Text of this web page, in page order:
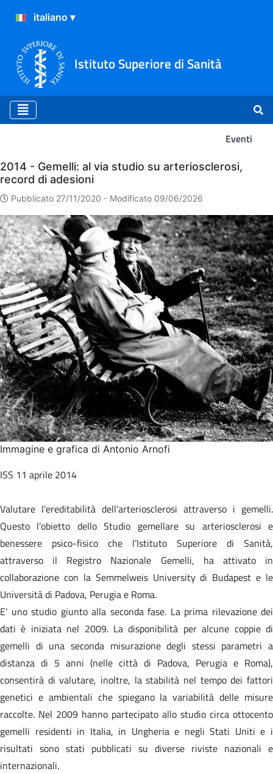
Istituto Superiore di Sanità
Eventi
Eventi
2014 - Gemelli: al via studio su arteriosclerosi,
record di adesioni
Pubblicato 27/11/2020 - Modificato 09/06/2026
Immagine e grafica di Antonio Arnofi
ISS 11 aprile 2014
Valutare l’ereditabilità dell’arteriosclerosi attraverso i gemelli.
Questo l’obietto dello Studio gemellare su arteriosclerosi e
benessere psico-fisico che l’Istituto Superiore di Sanità,
attraverso il Registro Nazionale Gemelli, ha attivato in
collaborazione con la Semmelweis University di Budapest e le
Università di Padova, Perugia e Roma.
E’ uno studio giunto alla seconda fase. La prima rilevazione dei
dati è iniziata nel 2009. La disponibilità per alcune coppie di
gemelli di una seconda misurazione degli stessi parametri a
distanza di 5 anni (nelle città di Padova, Perugia e Roma),
consentirà di valutare, inoltre, la stabilità nel tempo dei fattori
genetici e ambientali che spiegano la variabilità delle misure
raccolte. Nel 2009 hanno partecipato allo studio circa ottocento
gemelli residenti in Italia, in Ungheria e negli Stati Uniti e i
risultati sono stati pubblicati su diverse riviste nazionali e
internazionali.